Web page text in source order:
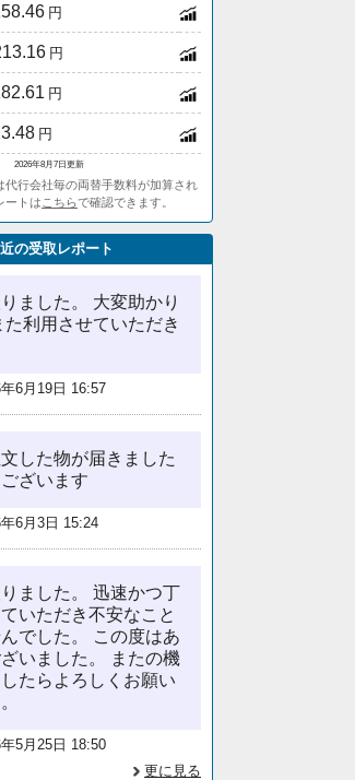
円
円
円
円
2026年8月7日更新
代行会社毎の両替手数料が加算され
ートは こちらで確認できます。
の受取レポート
ました。 大変助かり
た利用させていただき
6月19日 16:57
した物が届きました
ざいます
6月3日 15:24
ました。 迅速かつ丁
いただき不安なこと
でした。 この度はあ
いました。 またの機
たらよろしくお願い
5月25日 18:50
更に見る